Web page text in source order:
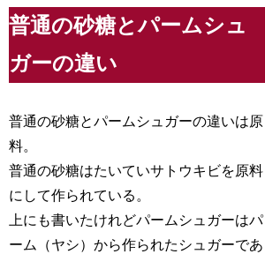
普通の砂糖とパームシュ
ガーの違い
普通の砂糖とパームシュガーの違いは原
料。
普通の砂糖はたいていサトウキビを原料
にして作られている。
上にも書いたけれどパームシュガーはパ
ーム（ヤシ）から作られたシュガーであ